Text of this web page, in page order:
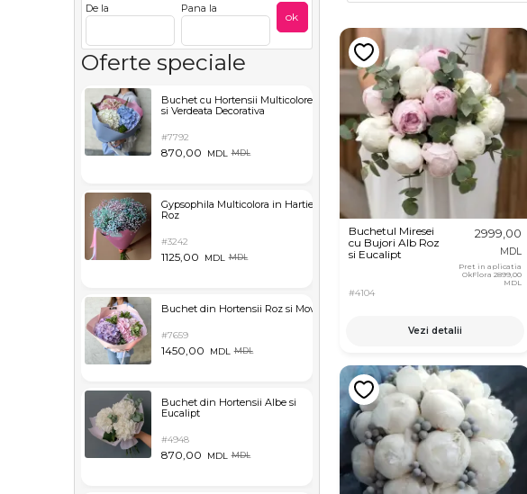
De la Pana la
ok
Oferte speciale
Buchet cu Hortensii Multicolore
si Verdeata Decorativa
#7792
870,00 MDL MDL
Gypsophila Multicolora in Hartie
Roz
#3242
1125,00 MDL MDL
Buchet din Hortensii Roz si Mov
#7659
1450,00 MDL MDL
Buchet din Hortensii Albe si
Eucalipt
#4948
870,00 MDL MDL
Buchetul Miresei
cu Bujori Alb Roz
si Eucalipt
#4104
2999,00
MDL
Pret in aplicatia
OkFlora 2899,00
MDL
Vezi detalii